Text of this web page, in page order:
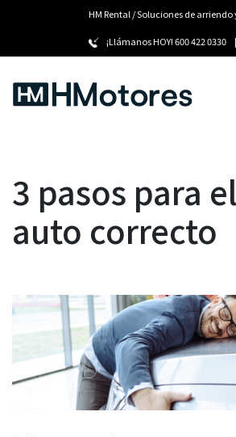
HM Rental / Soluciones de arriendo
¡Llámanos HOY!600 422 0330 |
3 pasos para
auto correcto